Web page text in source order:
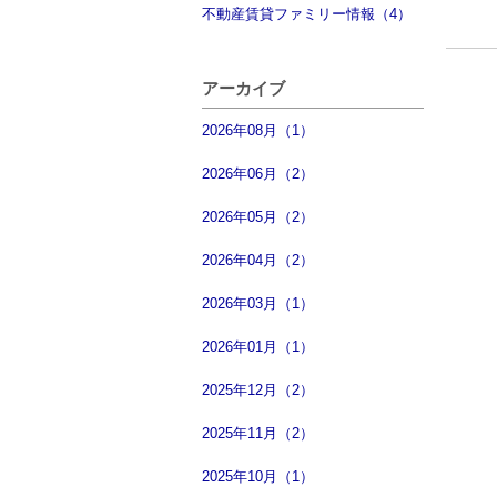
不動産賃貸ファミリー情報（4）
アーカイブ
2026年08月（1）
2026年06月（2）
2026年05月（2）
2026年04月（2）
2026年03月（1）
2026年01月（1）
2025年12月（2）
2025年11月（2）
2025年10月（1）